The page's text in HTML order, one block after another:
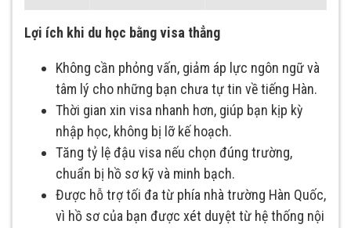
Lợi ích khi du học bằng visa thẳng
Không cần phỏng vấn, giảm áp lực ngôn ngữ và
tâm lý cho những bạn chưa tự tin về tiếng Hàn.
Thời gian xin visa nhanh hơn, giúp bạn kịp kỳ
nhập học, không bị lỡ kế hoạch.
Tăng tỷ lệ đậu visa nếu chọn đúng trường,
chuẩn bị hồ sơ kỹ và minh bạch.
Được hỗ trợ tối đa từ phía nhà trường Hàn Quốc,
vì hồ sơ của bạn được xét duyệt từ hệ thống nội